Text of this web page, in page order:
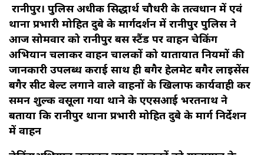
रानीपुर। पुलिस अधीक्षक सिद्धार्थ चौधरी के तत्वधान में एवं
थाना प्रभारी मोहित दुबे के मार्गदर्शन में रानीपुर पुलिस ने
आज सोमवार को रानीपुर बस स्टैंड पर वाहन चेकिंग
अभियान चलाकर वाहन चालकों को यातायात नियमों की
जानकारी उपलब्ध कराई साथ ही बगैर हेलमेट बगैर लाइसेंस
बगैर सीट बेल्ट लगाने वाले वाहनों के खिलाफ कार्यवाही कर
समन शुल्क वसूला गया थाने के एएसआई भरतनाथ ने
बताया कि रानीपुर थाना प्रभारी मोहित दुबे के मार्ग निर्देशन
में वाहन